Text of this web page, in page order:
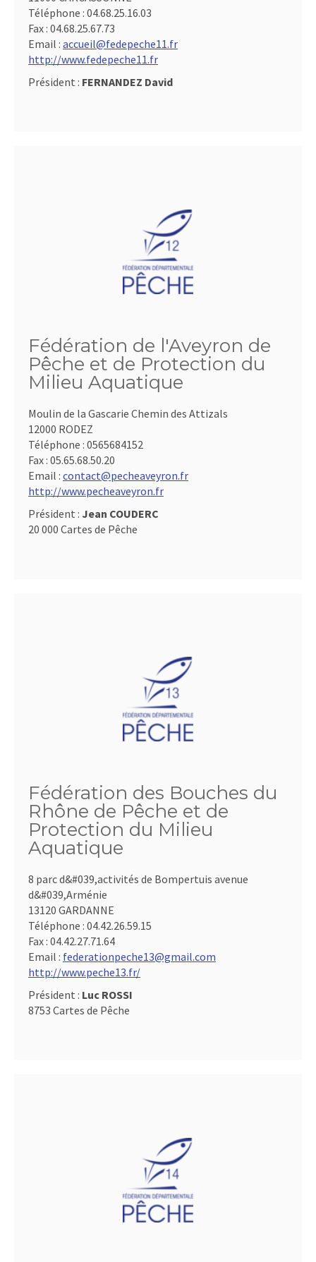
Téléphone : 04.68.25.16.03
Fax : 04.68.25.67.73
Email : accueil@fedepeche11.fr
http://www.fedepeche11.fr
Président : FERNANDEZ David
Fédération de l'Aveyron de
Pêche et de Protection du
Milieu Aquatique
Moulin de la Gascarie Chemin des Attizals
12000 RODEZ
Téléphone : 0565684152
Fax : 05.65.68.50.20
Email : contact@pecheaveyron.fr
http://www.pecheaveyron.fr
Président : Jean COUDERC
20 000 Cartes de Pêche
Fédération des Bouches du
Rhône de Pêche et de
Protection du Milieu
Aquatique
8 parc d&#039,activités de Bompertuis avenue
d&#039,Arménie
13120 GARDANNE
Téléphone : 04.42.26.59.15
Fax : 04.42.27.71.64
Email : federationpeche13@gmail.com
http://www.peche13.fr/
Président : Luc ROSSI
8753 Cartes de Pêche